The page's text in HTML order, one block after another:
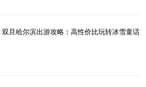
旦哈尔滨出游攻略：高性价比玩转冰雪童话